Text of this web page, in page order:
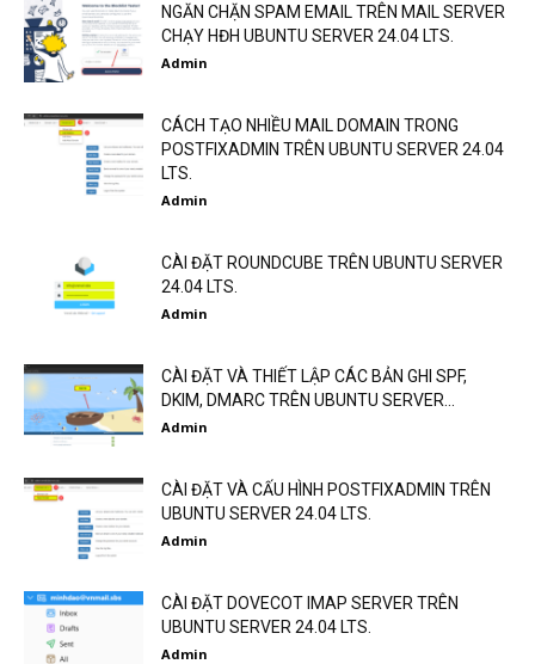
NGĂN CHẶN SPAM EMAIL TRÊN MAIL SERVER
CHẠY HĐH UBUNTU SERVER 24.04 LTS.
Admin
CÁCH TẠO NHIỀU MAIL DOMAIN TRONG
POSTFIXADMIN TRÊN UBUNTU SERVER 24.04
LTS.
Admin
CÀI ĐẶT ROUNDCUBE TRÊN UBUNTU SERVER
24.04 LTS.
Admin
CÀI ĐẶT VÀ THIẾT LẬP CÁC BẢN GHI SPF,
DKIM, DMARC TRÊN UBUNTU SERVER...
Admin
CÀI ĐẶT VÀ CẤU HÌNH POSTFIXADMIN TRÊN
UBUNTU SERVER 24.04 LTS.
Admin
CÀI ĐẶT DOVECOT IMAP SERVER TRÊN
UBUNTU SERVER 24.04 LTS.
Admin